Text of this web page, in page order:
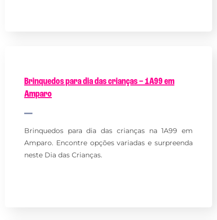
Brinquedos para dia das crianças – 1A99 em
Amparo
Brinquedos para dia das crianças na 1A99 em
Amparo. Encontre opções variadas e surpreenda
neste Dia das Crianças.